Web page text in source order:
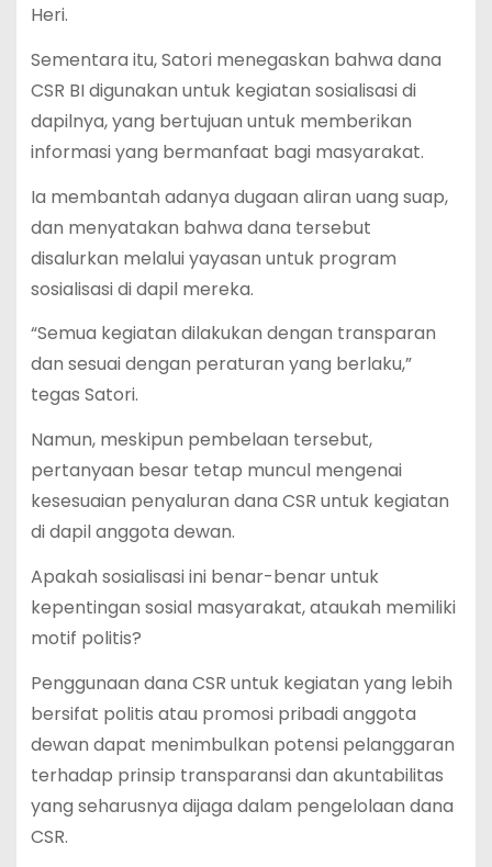
Heri.
Sementara itu, Satori menegaskan bahwa dana
CSR BI digunakan untuk kegiatan sosialisasi di
dapilnya, yang bertujuan untuk memberikan
informasi yang bermanfaat bagi masyarakat.
Ia membantah adanya dugaan aliran uang suap,
dan menyatakan bahwa dana tersebut
disalurkan melalui yayasan untuk program
sosialisasi di dapil mereka.
“Semua kegiatan dilakukan dengan transparan
dan sesuai dengan peraturan yang berlaku,”
tegas Satori.
Namun, meskipun pembelaan tersebut,
pertanyaan besar tetap muncul mengenai
kesesuaian penyaluran dana CSR untuk kegiatan
di dapil anggota dewan.
Apakah sosialisasi ini benar-benar untuk
kepentingan sosial masyarakat, ataukah memiliki
motif politis?
Penggunaan dana CSR untuk kegiatan yang lebih
bersifat politis atau promosi pribadi anggota
dewan dapat menimbulkan potensi pelanggaran
terhadap prinsip transparansi dan akuntabilitas
yang seharusnya dijaga dalam pengelolaan dana
CSR.